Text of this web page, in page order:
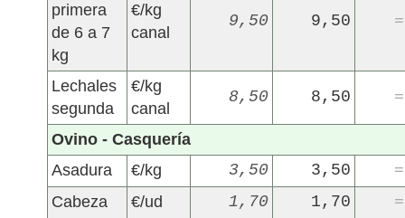
primera
de 6 a 7
kg
€/kg
canal
9,50 9,50 =
Lechales
segunda
€/kg
canal
8,50 8,50 =
Ovino - Casquería
Asadura
€/kg 3,50 3,50
=
Cabeza
€/ud 1,70 1,70
=